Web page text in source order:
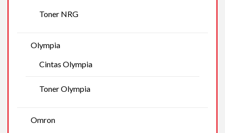
Toner NRG
Olympia
Cintas Olympia
Toner Olympia
Omron